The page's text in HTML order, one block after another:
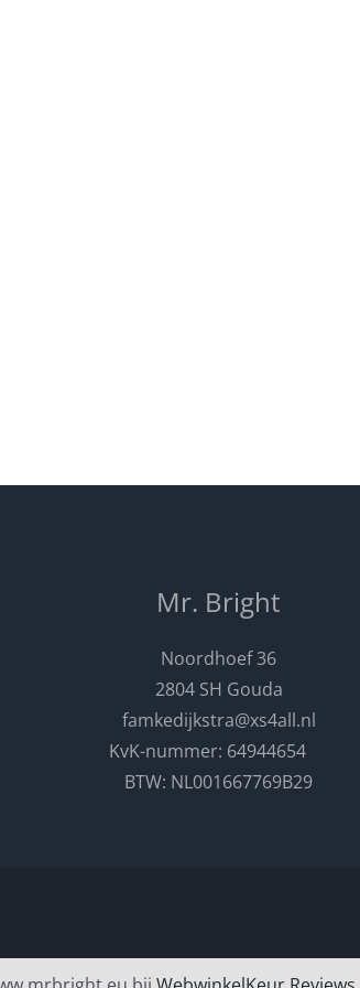
Mr. Bright
Noordhoef 36
2804 SH Gouda
famkedijkstra@xs4all.nl
KvK-nummer: 64944654
BTW: NL001667769B29